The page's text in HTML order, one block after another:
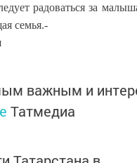
радоваться за
семья.-
важным и
Татмедиа